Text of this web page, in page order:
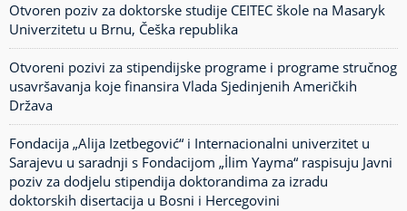
Otvoren poziv za doktorske studije CEITEC škole na Masaryk
Univerzitetu u Brnu, Češka republika
Otvoreni pozivi za stipendijske programe i programe stručnog
usavršavanja koje finansira Vlada Sjedinjenih Američkih
Država
Fondacija „Alija Izetbegović“ i Internacionalni univerzitet u
Sarajevu u saradnji s Fondacijom „İlim Yayma“ raspisuju Javni
poziv za dodjelu stipendija doktorandima za izradu
doktorskih disertacija u Bosni i Hercegovini